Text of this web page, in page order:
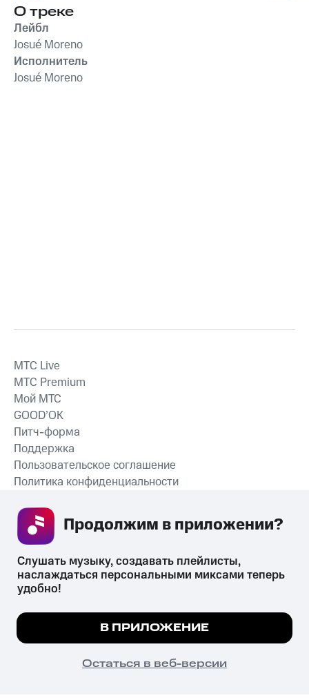
О треке
Лейбл
Josué Moreno
Исполнитель
Josué Moreno
СКАЧАТЬ ПРИЛОЖЕНИЕ
MTС Live
MTС Premium
Мой МТС
GOOD’OK
Питч-форма
Поддержка
Пользовательское соглашение
Политика конфиденциальности
психотропных веществ, их аналогов причиняет вред здоровью,
их незаконный оборот запрещён и влечёт установленную
законодательством ответственность.
© 2026 ООО «КИОН».
Все права защищены
Мы используем куки, чтобы на сайте все
Подробнее
ПОНЯТНО
Слушать музыку, создавать плейлисты,
наслаждаться персональными миксами теперь
удобно!
В ПРИЛОЖЕНИЕ
Остаться в веб-версии